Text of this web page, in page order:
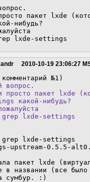
пакет lxde
нибудь?
lxde-settings
2010-10-19 23:06:27
вопрос.
просто пакет lxde
какой-нибудь?
lxde-settings
lxde-settings
upstream-0.5.5-
пакет lxde
в названии (все
сумбур. :)